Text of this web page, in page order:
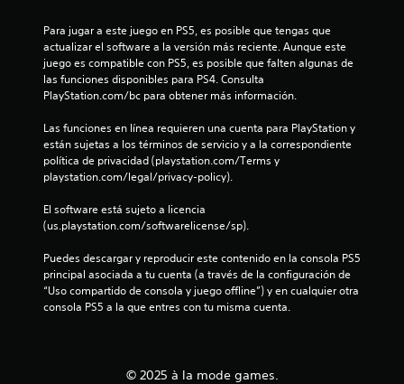
f
i
a
c
n
e
d
e
j
o
y
t
i
c
a
j
s
t
a
b
Para jugar a este juego en PS5, es posible que tengas que
actualizar el software a la versión más reciente. Aunque este
juego es compatible con PS5, es posible que falten algunas de
las funciones disponibles para PS4. Consulta
PlayStation.com/bc para obtener más información.
Las funciones en línea requieren una cuenta para PlayStation y
están sujetas a los términos de servicio y a la correspondiente
política de privacidad (playstation.com/Terms y
playstation.com/legal/privacy-policy).
El software está sujeto a licencia
(us.playstation.com/softwarelicense/sp).
Puedes descargar y reproducir este contenido en la consola PS5
principal asociada a tu cuenta (a través de la configuración de
“Uso compartido de consola y juego offline”) y en cualquier otra
consola PS5 a la que entres con tu misma cuenta.
© 2025 à la mode games.